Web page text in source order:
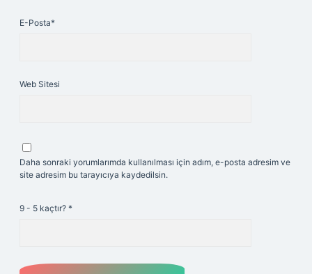
E-Posta*
Web Sitesi
Daha sonraki yorumlarımda kullanılması için adım, e-posta adresim ve
site adresim bu tarayıcıya kaydedilsin.
9 - 5 kaçtır? *